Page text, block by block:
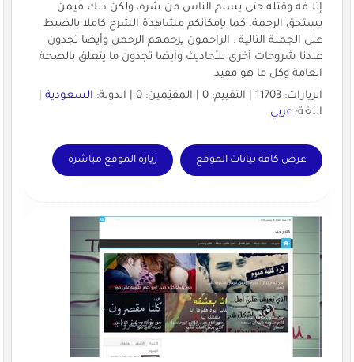
إتلافه وقتله حتى يسلم الناس من شره، ولكن ذلك فيمن
يستحق الرحمة. كما بإمكانكم مشاهدة الشرح كاملا بالضبط
على الجملة التالية : الراحمون يرحمهم الرحمن وأيضا تجدون
عندنا شروحات أخرى للأحاديث وأيضا تجدون ما يتعلق بالصحة
العامة وكل ما هو مفيد
الزيارات: 11703 | التقييم: 0 | المقيّمين: 0 | الدولة:
السعودية|
اللغة: عربي
عرض كافة بيانات الموقع زيارة الموقع مباشرة